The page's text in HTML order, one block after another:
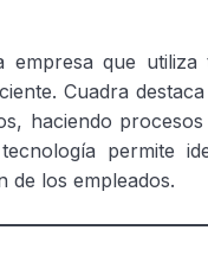
que
Cuadra
haciendo
permite
de los empleados.